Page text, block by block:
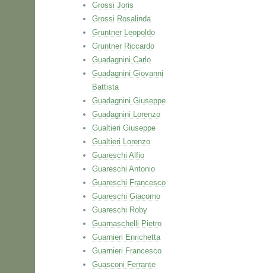
Grossi Joris
Grossi Rosalinda
Gruntner Leopoldo
Gruntner Riccardo
Guadagnini Carlo
Guadagnini Giovanni
Battista
Guadagnini Giuseppe
Guadagnini Lorenzo
Gualtieri Giuseppe
Gualtieri Lorenzo
Guareschi Alfio
Guareschi Antonio
Guareschi Francesco
Guareschi Giacomo
Guareschi Roby
Guarnaschelli Pietro
Guarnieri Enrichetta
Guarnieri Francesco
Guasconi Ferrante